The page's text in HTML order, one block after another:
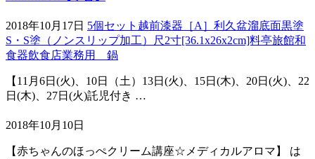
2018年10月17日 5個セット越前漆器［A］利久盆溜底面黒塗
S・S塗（ノンスリップ加工）尺2寸[36.1x26x2cm]料亭旅館和
食器飲食店業務用 鍋
【11月6日(火)、10日（土）13日(火)、15日(木)、20日(火)、22
日(木)、27日(火)託児付き …
2018年10月10日
【赤ちゃんのほっぺクリーム講座☆メディカルアロマ】 は